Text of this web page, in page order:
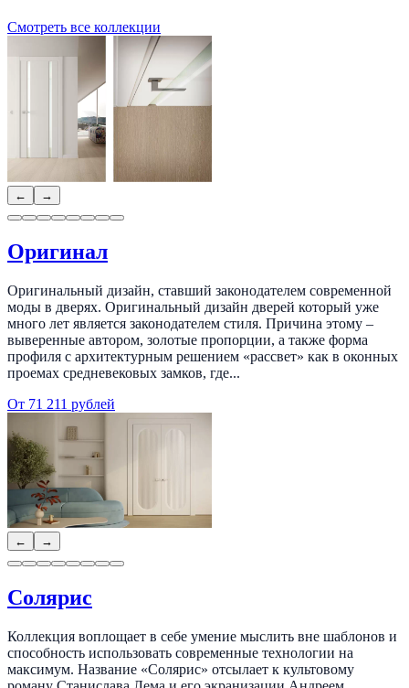
Смотреть все коллекции
← →
Оригинал
Оригинальный дизайн, ставший законодателем современной
моды в дверях. Оригинальный дизайн дверей который уже
много лет является законодателем стиля. Причина этому –
выверенные автором, золотые пропорции, а также форма
профиля с архитектурным решением «рассвет» как в оконных
проемах средневековых замков, где...
От 71 211 рублей
← →
Солярис
Коллекция воплощает в себе умение мыслить вне шаблонов и
способность использовать современные технологии на
максимум. Название «Солярис» отсылает к культовому